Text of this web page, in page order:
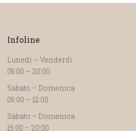
Infoline
Lunedi – Venderdì
09:00 – 20:00
Sabato – Domenica
09:00 – 12:00
Sabato – Domenica
15:00 – 20:00